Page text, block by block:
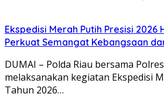
Ekspedisi Merah Putih Presisi 2026
Perkuat Semangat Kebangsaan
DUMAI – Polda Riau bersama
melaksanakan kegiatan Ekspedisi
Tahun 2026…